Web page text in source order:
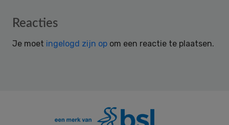
Reader
Reacties
Je moet ingelogd zijn op om een reactie te plaatsen.